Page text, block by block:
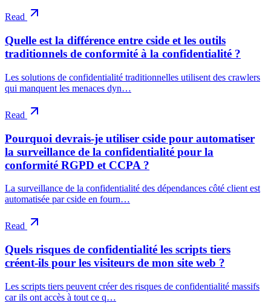
Read
Quelle est la différence entre cside et les outils
traditionnels de conformité à la confidentialité ?
Les solutions de confidentialité traditionnelles utilisent des crawlers
qui manquent les menaces dyn…
Read
Pourquoi devrais-je utiliser cside pour automatiser
la surveillance de la confidentialité pour la
conformité RGPD et CCPA ?
La surveillance de la confidentialité des dépendances côté client est
automatisée par cside en fourn…
Read
Quels risques de confidentialité les scripts tiers
créent-ils pour les visiteurs de mon site web ?
Les scripts tiers peuvent créer des risques de confidentialité massifs
car ils ont accès à tout ce q…